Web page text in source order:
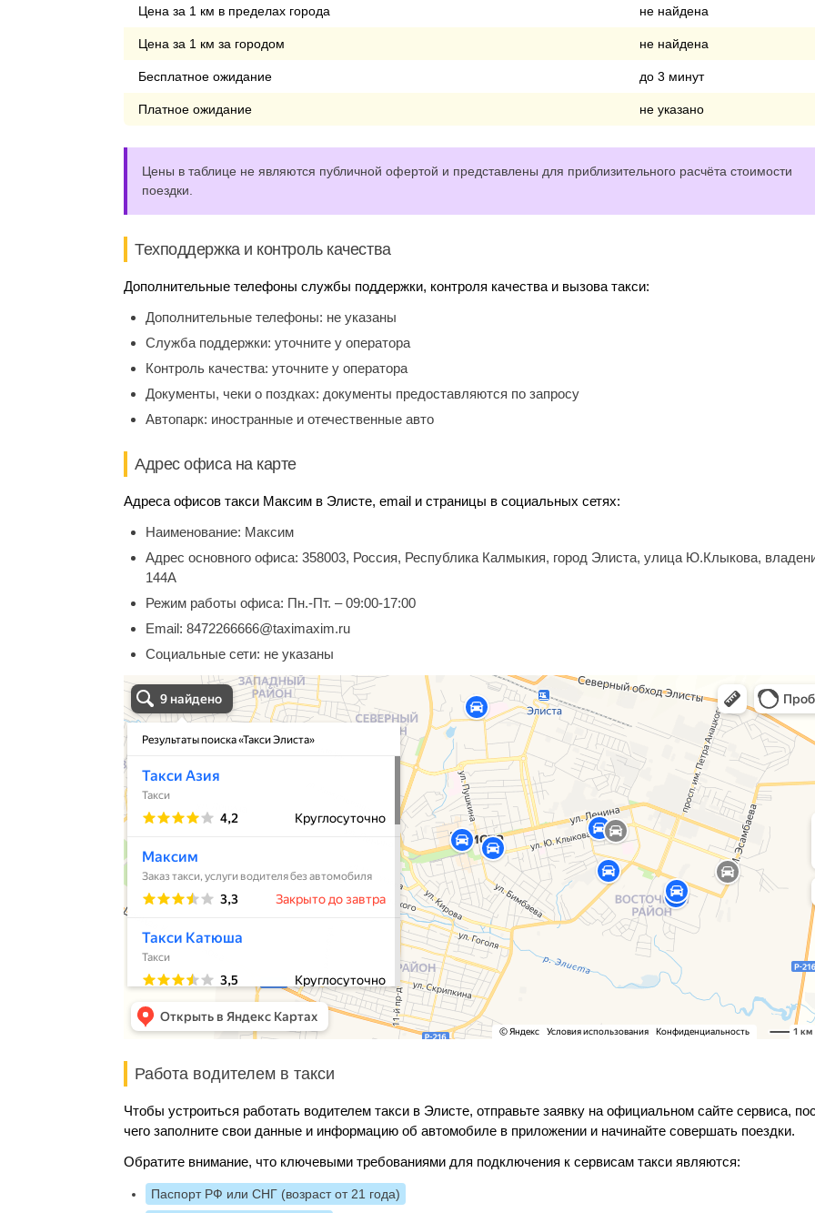
Цена за 1 км в пределах города не найдена
Цена за 1 км за городом не найдена
Бесплатное ожидание до 3 минут
Платное ожидание не указано
Цены в таблице не являются публичной офертой и представлены для приблизительного расчёта стоимости
поездки.
Техподдержка и контроль качества
Дополнительные телефоны службы поддержки, контроля качества и вызова такси:
Дополнительные телефоны: не указаны
Служба поддержки: уточните у оператора
Контроль качества: уточните у оператора
Документы, чеки о поздках: документы предоставляются по запросу
Автопарк: иностранные и отечественные авто
Адрес офиса на карте
Адреса офисов такси Максим в Элисте, email и страницы в социальных сетях:
Наименование: Максим
Адрес основного офиса: 358003, Россия, Республика Калмыкия, город Элиста, улица Ю.Клыкова,
144А
Режим работы офиса: Пн.-Пт. – 09:00-17:00
Email: 8472266666@taximaxim.ru
Социальные сети: не указаны
Работа водителем в такси
Чтобы устроиться работать водителем такси в Элисте, отправьте заявку на официальном сайте сервиса,
чего заполните свои данные и информацию об автомобиле в приложении и начинайте совершать поездки.
Обратите внимание, что ключевыми требованиями для подключения к сервисам такси являются:
Паспорт РФ или СНГ (возраст от 21 года)